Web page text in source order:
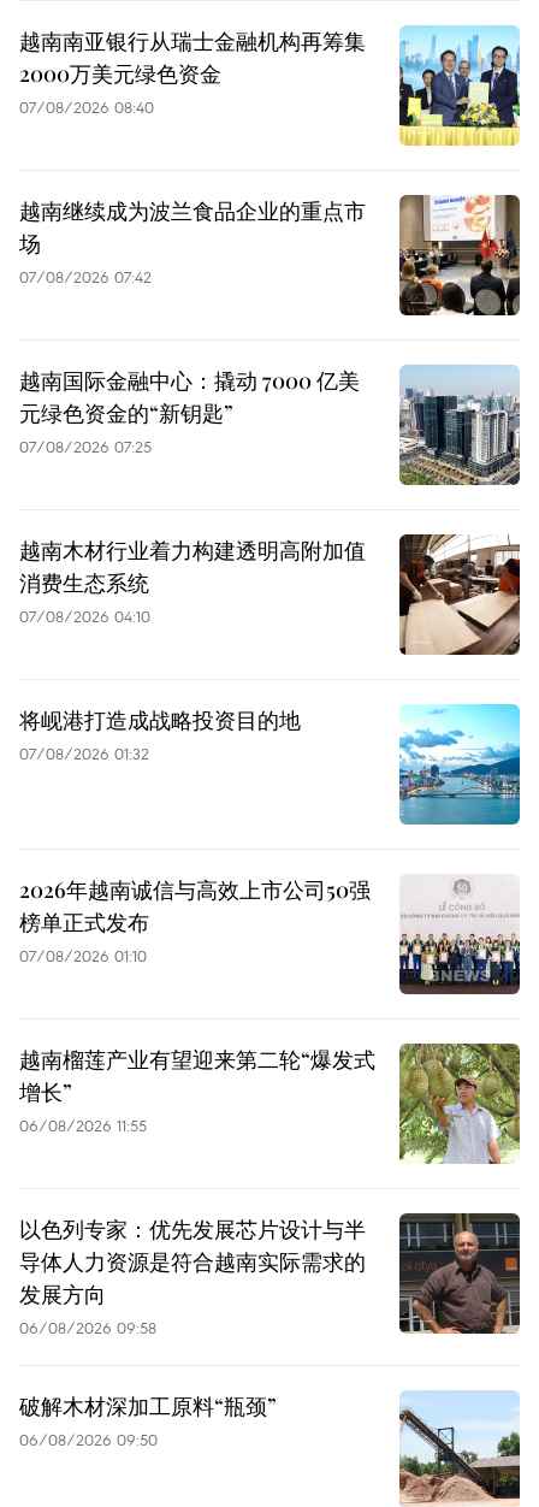
越南南亚银行从瑞士金融机构再筹集
2000万美元绿色资金
07/08/2026 08:40
越南继续成为波兰食品企业的重点市
场
07/08/2026 07:42
越南国际金融中心：撬动 7000 亿美
元绿色资金的“新钥匙”
07/08/2026 07:25
越南木材行业着力构建透明高附加值
消费生态系统
07/08/2026 04:10
将岘港打造成战略投资目的地
07/08/2026 01:32
2026年越南诚信与高效上市公司50强
榜单正式发布
07/08/2026 01:10
越南榴莲产业有望迎来第二轮“爆发式
增长”
06/08/2026 11:55
以色列专家：优先发展芯片设计与半
导体人力资源是符合越南实际需求的
发展方向
06/08/2026 09:58
破解木材深加工原料“瓶颈”
06/08/2026 09:50